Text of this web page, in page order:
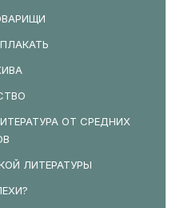
ОТ СРЕДНИХ
ЛИТЕРАТУРЫ